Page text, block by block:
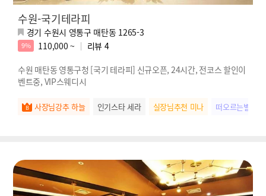
수원-국기테라피
경기 수원시 영통구 매탄동 1265-3
9% 110,000 ~ 리뷰 4
수원 매탄동 영통구청 [국기 테라피] 신규오픈, 24시간, 전코스 할인이
벤트중, VIP스웨디시
사장님강추 하늘 인기스타 세라 실장님추천 미나 떠오르는별 나린